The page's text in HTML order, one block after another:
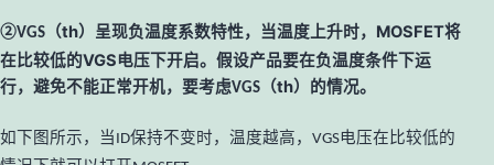
②VGS （th）呈现负温度系数特性，当温度上升时， MOSFET将
在比较低的VGS电压下开启。假设产品要在负温度条件下运
行，避免不能正常开机，要考虑VGS （th）的情况。
如下图所示，当 ID保持不变时，温度越高， VGS电压在比较低的